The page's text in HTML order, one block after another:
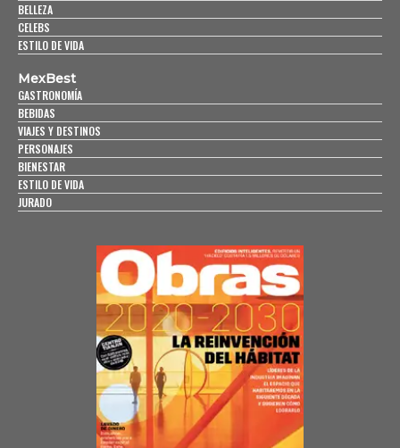
BELLEZA
CELEBS
ESTILO DE VIDA
MexBest
GASTRONOMÍA
BEBIDAS
VIAJES Y DESTINOS
PERSONAJES
BIENESTAR
ESTILO DE VIDA
JURADO